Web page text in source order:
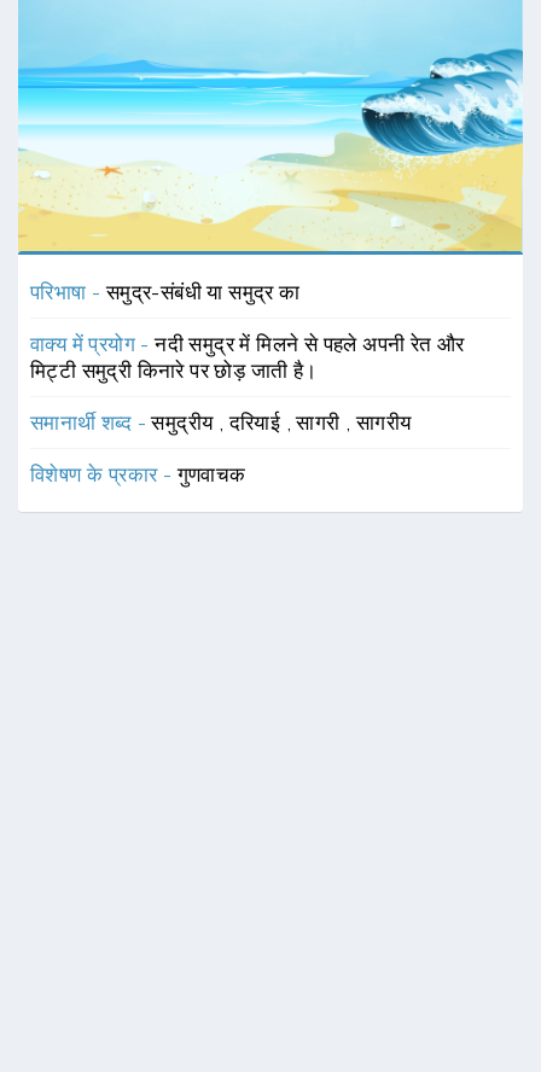
परिभाषा -समुद्र-संबंधी या समुद्र का
वाक्य में प्रयोग -नदी समुद्र में मिलने से पहले अपनी रेत और
मिट्टी समुद्री किनारे पर छोड़ जाती है।
समानार्थी शब्द -समुद्रीय ,दरियाई ,सागरी ,सागरीय
विशेषण के प्रकार -गुणवाचक